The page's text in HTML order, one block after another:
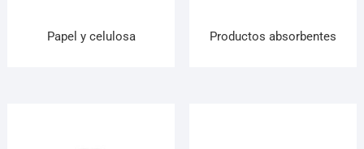
Papel y celulosa Productos absorbentes